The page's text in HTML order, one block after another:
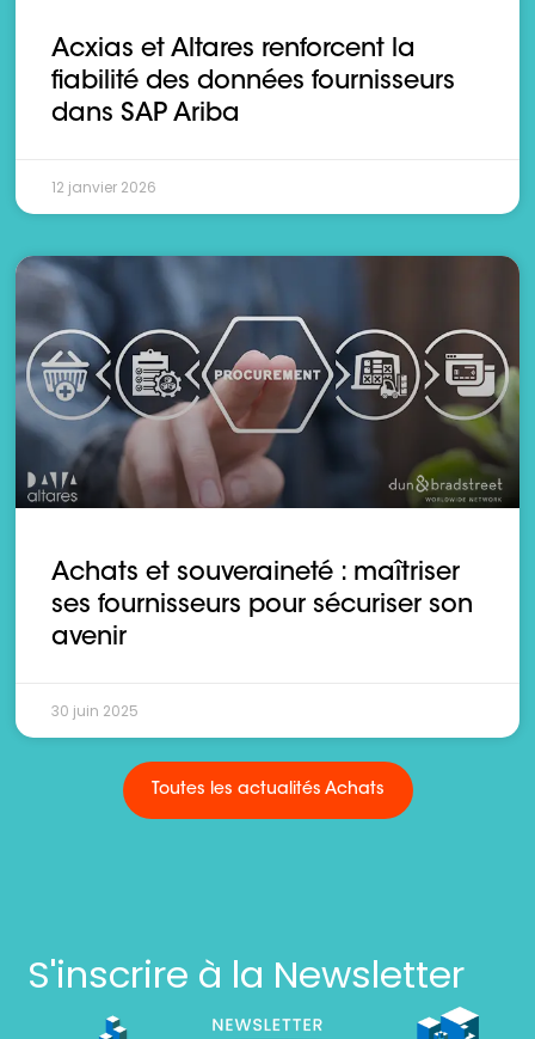
Acxias et Altares renforcent la
fiabilité des données fournisseurs
dans SAP Ariba
12 janvier 2026
Achats et souveraineté : maîtriser
ses fournisseurs pour sécuriser son
avenir
30 juin 2025
Toutes les actualités Achats
S'inscrire à la Newsletter